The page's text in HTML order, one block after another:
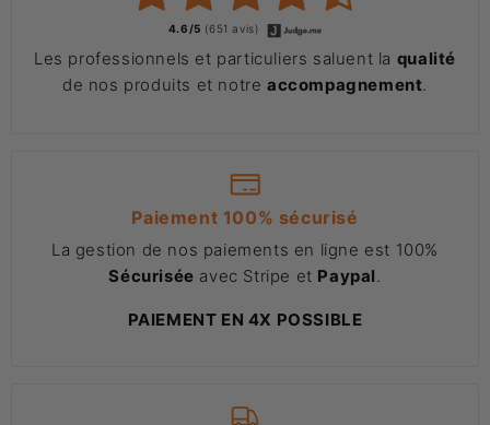
4.6/5 (651 avis)
Les professionnels et particuliers saluent la qualité
de nos produits et notre accompagnement
Paiement 100% sécurisé
La gestion de nos paiements en ligne est 100%
Sécurisée avec Stripe et Paypal
PAIEMENT EN 4X POSSIBLE